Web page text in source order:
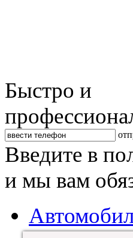
Быстро и
Введите в
и мы вам